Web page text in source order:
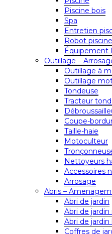
Piscine bois
Spa
Entretien
Robot piscine
Équipement
Outillage –
Outillage à
Outillage
Tondeuse
Tracteur
Coupe-
Taille-haie
Motoculteur
Nettoyeurs
Accessoires
Arrosage
Abris –
Abri de jardin
Abri de
Abri de jardin
Coffres de